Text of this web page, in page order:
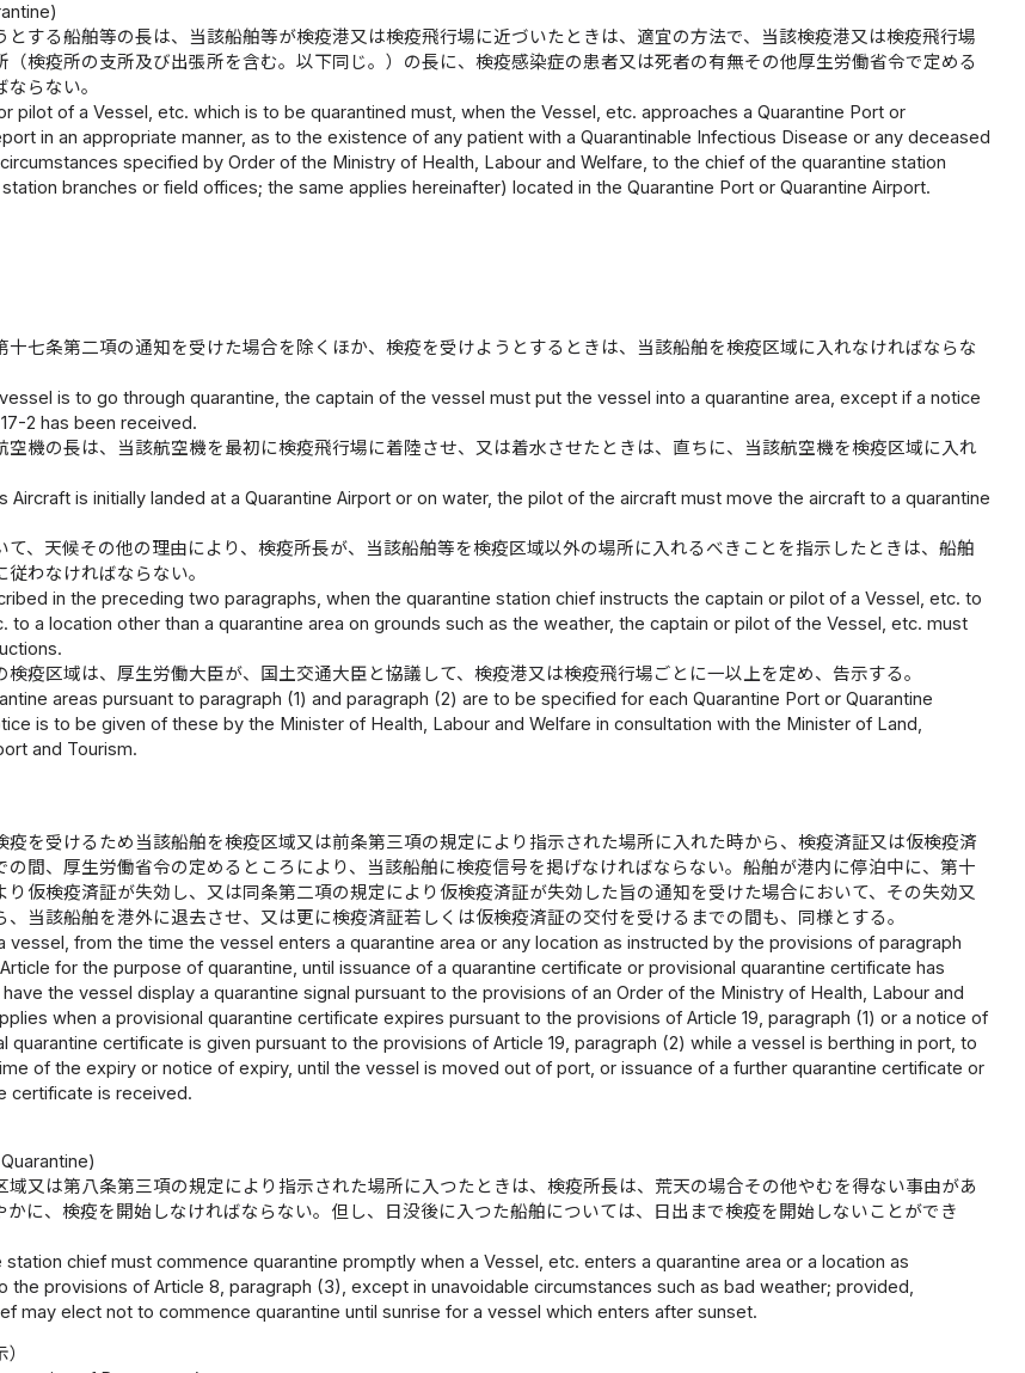
とする船舶等の長は、当該船舶等が検疫港又は検疫飛行場に近づいたときは、適宜の方法で、当該検疫港又は検疫飛行場
（検疫所の支所及び出張所を含む。以下同じ。）の長に、検疫感染症の患者又は死者の有無その他厚生労働省令で定める
らない。
pilot of a Vessel, etc. which is to be quarantined must, when the Vessel, etc. approaches a Quarantine Port or
in an appropriate manner, as to the existence of any patient with a Quarantinable Infectious Disease or any deceased
specified by Order of the Ministry of Health, Labour and Welfare, to the chief of the quarantine station
branches or field offices; the same applies hereinafter) located in the Quarantine Port or Quarantine Airport.
十七条第二項の通知を受けた場合を除くほか、検疫を受けようとするときは、当該船舶を検疫区域に入れなければならな
is to go through quarantine, the captain of the vessel must put the vessel into a quarantine area, except if a notice
2 has been received.
空機の長は、当該航空機を最初に検疫飛行場に着陸させ、又は着水させたときは、直ちに、当該航空機を検疫区域に入れ
Aircraft is initially landed at a Quarantine Airport or on water, the pilot of the aircraft must move the aircraft to a quarantine
て、天候その他の理由により、検疫所長が、当該船舶等を検疫区域以外の場所に入れるべきことを指示したときは、船舶
わなければならない。
in the preceding two paragraphs, when the quarantine station chief instructs the captain or pilot of a Vessel, etc. to
to a location other than a quarantine area on grounds such as the weather, the captain or pilot of the Vessel, etc. must
検疫区域は、厚生労働大臣が、国土交通大臣と協議して、検疫港又は検疫飛行場ごとに一以上を定め、告示する。
areas pursuant to paragraph (1) and paragraph (2) are to be specified for each Quarantine Port or Quarantine
is to be given of these by the Minister of Health, Labour and Welfare in consultation with the Minister of Land,
and Tourism.
疫を受けるため当該船舶を検疫区域又は前条第三項の規定により指示された場所に入れた時から、検疫済証又は仮検疫済
の間、厚生労働省令の定めるところにより、当該船舶に検疫信号を掲げなければならない。船舶が港内に停泊中に、第十
り仮検疫済証が失効し、又は同条第二項の規定により仮検疫済証が失効した旨の通知を受けた場合において、その失効又
、当該船舶を港外に退去させ、又は更に検疫済証若しくは仮検疫済証の交付を受けるまでの間も、同様とする。
vessel, from the time the vessel enters a quarantine area or any location as instructed by the provisions of paragraph
for the purpose of quarantine, until issuance of a quarantine certificate or provisional quarantine certificate has
the vessel display a quarantine signal pursuant to the provisions of an Order of the Ministry of Health, Labour and
when a provisional quarantine certificate expires pursuant to the provisions of Article 19, paragraph (1) or a notice of
quarantine certificate is given pursuant to the provisions of Article 19, paragraph (2) while a vessel is berthing in port, to
of the expiry or notice of expiry, until the vessel is moved out of port, or issuance of a further quarantine certificate or
certificate is received.
域又は第八条第三項の規定により指示された場所に入つたときは、検疫所長は、荒天の場合その他やむを得ない事由があ
かに、検疫を開始しなければならない。但し、日没後に入つた船舶については、日出まで検疫を開始しないことができ
station chief must commence quarantine promptly when a Vessel, etc. enters a quarantine area or a location as
the provisions of Article 8, paragraph (3), except in unavoidable circumstances such as bad weather; provided,
may elect not to commence quarantine until sunrise for a vessel which enters after sunset.